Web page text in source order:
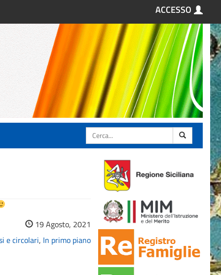
ACCESSO
Cerca
19 Agosto, 2021
e circolari, In primo piano